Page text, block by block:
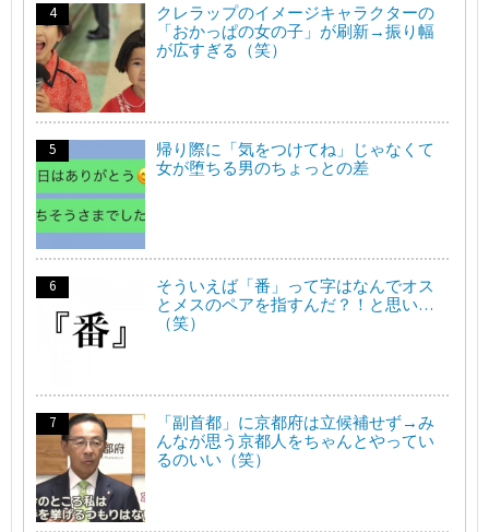
クレラップのイメージキャラクターの
「おかっぱの女の子」が刷新→振り幅
が広すぎる（笑）
帰り際に「気をつけてね」じゃなくて
女が堕ちる男のちょっとの差
そういえば「番」って字はなんでオス
とメスのペアを指すんだ？！と思い…
（笑）
「副首都」に京都府は立候補せず→み
んなが思う京都人をちゃんとやってい
るのいい（笑）